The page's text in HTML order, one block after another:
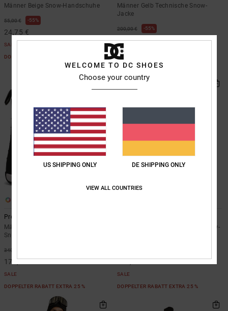
Männer Beige Snow-Handschuhe
55,00 € 55%
24,75 €
SALE
DOPPELTER RABATT EXTRA 25 %
Männer Gelb Technische Snow-
Jacke
200,00 € 55%
90,00 €
SALE
DOPPELTER RABATT EXTRA 25 %
Premier Hybrid
Männer Schwarz Boa®-
Snowboardboots
340,00 €
178,50 €
SALE
DOPPELTER RABATT EXTRA 25 %
Unisex Schwarz Funktionelle Snow-
148,50 €
SALE
DOPPELTER RABATT EXTRA 25 %
WELCOME TO DC SHOES
Choose your country
US SHIPPING ONLY DE SHIPPING ONLY
VIEW ALL COUNTRIES